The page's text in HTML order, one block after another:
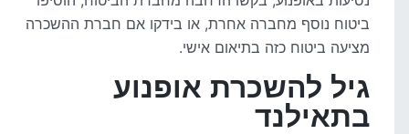
ביטוח נוסף מחברה אחרת, או בידקו אם חברת ההשכרה
מציעה ביטוח כזה בתיאום אישי.
גיל להשכרת אופנוע
בתאילנד